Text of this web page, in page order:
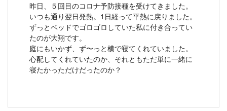
昨日、５回目のコロナ予防接種を受けてきました。
いつも通り翌日発熱。1日経って平熱に戻りました。
ずっとベッドでゴロゴロしていた私に付き合ってい
たのが大翔です。
庭にもいかず、ず〜っと横で寝てくれていました。
心配してくれていたのか、それともただ単に一緒に
寝たかっただけだったのか？